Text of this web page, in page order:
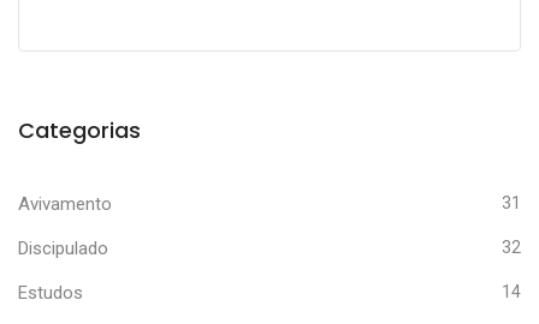
Categorias
Avivamento 31
Discipulado 32
Estudos 14